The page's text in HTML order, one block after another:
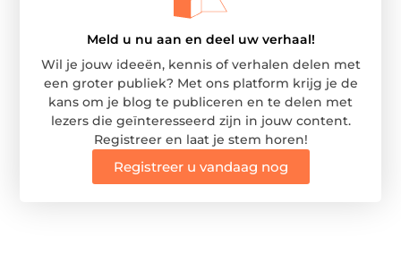
Meld u nu aan en deel uw verhaal!
Wil je jouw ideeën, kennis of verhalen delen met
een groter publiek? Met ons platform krijg je de
kans om je blog te publiceren en te delen met
lezers die geïnteresseerd zijn in jouw content.
Registreer en laat je stem horen!
Registreer u vandaag nog